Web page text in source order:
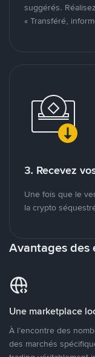
suggérés.
« Transféré,
3. Recevez
Une fois que le
la crypto
Avantages des
Une marketplace
À l’encontre des
des marchés